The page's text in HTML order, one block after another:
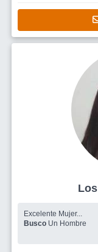
Excelente Mujer...
Busco Un Hombre